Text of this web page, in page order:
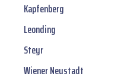
Kapfenberg
Leonding
Steyr
Wiener Neustadt